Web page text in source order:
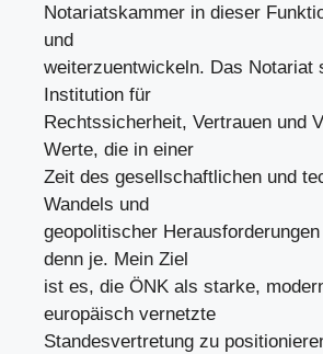
Notariatskammer in dieser
und
weiterzuentwickeln. Das Notariat
Institution für
Rechtssicherheit, Vertrauen und
Werte, die in einer
Zeit des gesellschaftlichen und
Wandels und
geopolitischer
denn je. Mein Ziel
ist es, die ÖNK als starke,
europäisch vernetzte
Standesvertretung zu